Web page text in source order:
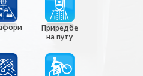
Приредбе
на путу